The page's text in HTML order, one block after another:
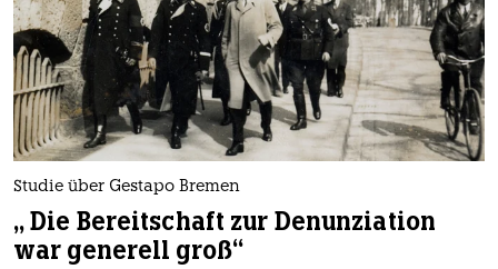
Studie über Gestapo Bremen
„ Die Bereitschaft zur Denunziation
war generell groß“